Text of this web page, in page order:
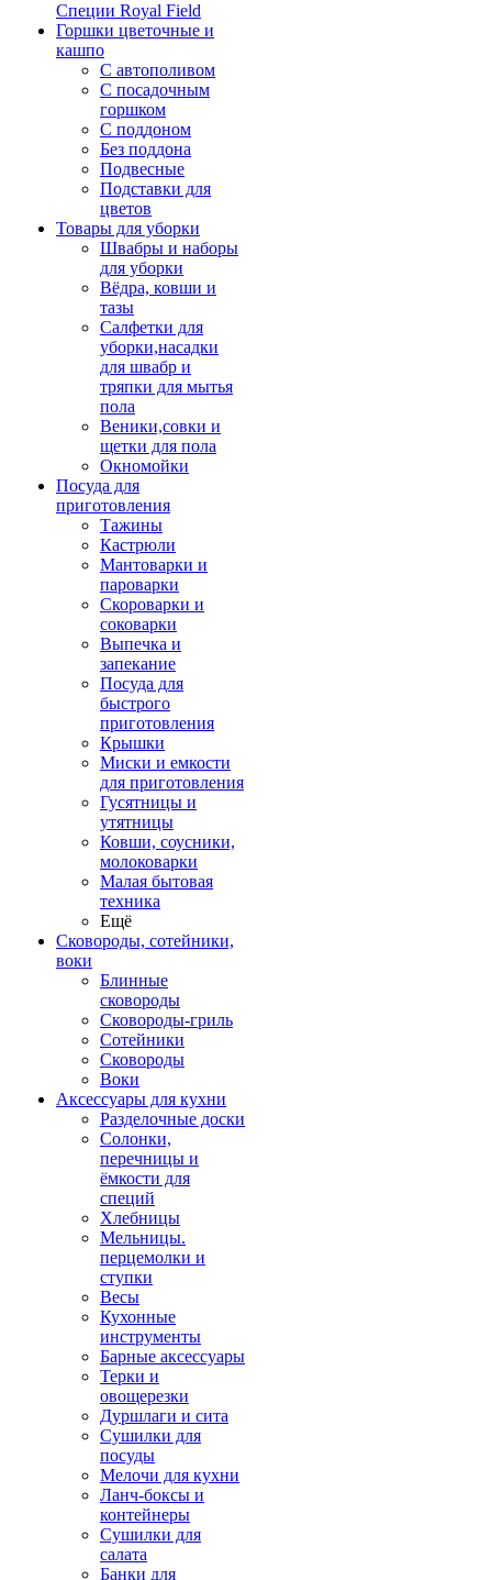
Специи Royal Field
Горшки цветочные и
кашпо
С автополивом
С посадочным
горшком
С поддоном
Без поддона
Подвесные
Подставки для
цветов
Товары для уборки
Швабры и наборы
для уборки
Вёдра, ковши и
тазы
Салфетки для
уборки,насадки
для швабр и
тряпки для мытья
пола
Веники,совки и
щетки для пола
Окномойки
Посуда для
приготовления
Тажины
Кастрюли
Мантоварки и
пароварки
Скороварки и
соковарки
Выпечка и
запекание
Посуда для
быстрого
приготовления
Крышки
Миски и емкости
для приготовления
Гусятницы и
утятницы
Ковши, соусники,
молоковарки
Малая бытовая
техника
Ещё
Сковороды, сотейники,
воки
Блинные
сковороды
Сковороды-гриль
Сотейники
Сковороды
Воки
Аксессуары для кухни
Разделочные доски
Солонки,
перечницы и
ёмкости для
специй
Хлебницы
Мельницы.
перцемолки и
ступки
Весы
Кухонные
инструменты
Барные аксессуары
Терки и
овощерезки
Дуршлаги и сита
Сушилки для
посуды
Мелочи для кухни
Ланч-боксы и
контейнеры
Сушилки для
салата
Банки для